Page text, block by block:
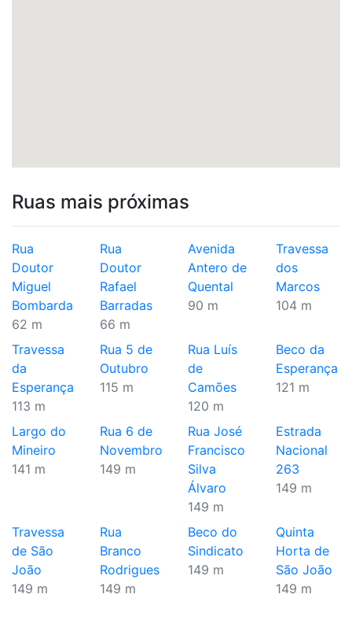
Ruas mais próximas
Rua
Doutor
Miguel
Bombarda
62 m
Rua
Doutor
Rafael
Barradas
66 m
Avenida
Antero de
Quental
90 m
Travessa
dos
Marcos
104 m
Travessa
da
Esperança
113 m
Rua 5 de
Outubro
115 m
Rua Luís
de
Camões
120 m
Beco da
Esperança
121 m
Largo do
Mineiro
141 m
Rua 6 de
Novembro
149 m
Rua José
Francisco
Silva
Álvaro
149 m
Estrada
Nacional
263
149 m
Travessa
de São
João
149 m
Rua
Branco
Rodrigues
149 m
Beco do
Sindicato
149 m
Quinta
Horta de
São João
149 m